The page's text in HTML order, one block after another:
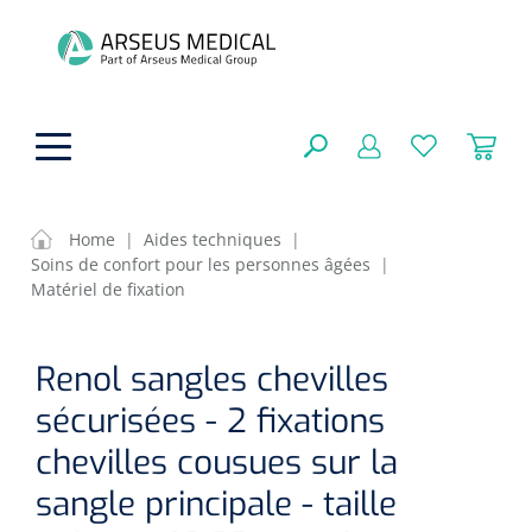
Aides techniques
Soins de confort générale
Aromathérapie
Soins de beauté
Thérapie par lumière
Sondes gastriques
Peau
Cryothérapie
Respiration
Accessoires de ventilation
Canules nasales
Chirurgie
RÉSULTATS
Home | Aides techniques
|
Soins de confort pour les personnes âgées
|
Matériel de fixation
Renol sangles chevilles
sécurisées - 2 fixations
chevilles cousues sur la
sangle principale - taille